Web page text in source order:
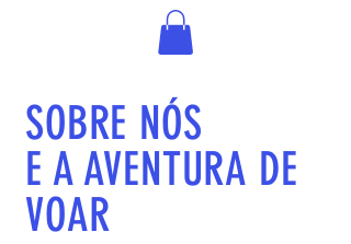
SOBRE NÓS
E A AVENTURA DE
VOAR